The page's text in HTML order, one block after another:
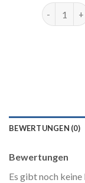
over ear
BEWERTUNGEN (0)
Bewertungen
Es gibt noch